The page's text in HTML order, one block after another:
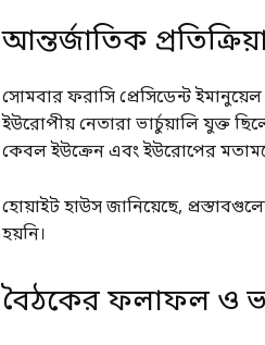
আন্তর্জাতিক
সোমবার ফরাসি প্রেসিডেন্ট
ইউরোপীয় নেতারা ভার্চুয়ালি যুক্ত
কেবল ইউক্রেন এবং ইউরোপের
হোয়াইট হাউস জানিয়েছে,
হয়নি।
বৈঠকের ফলাফল ও